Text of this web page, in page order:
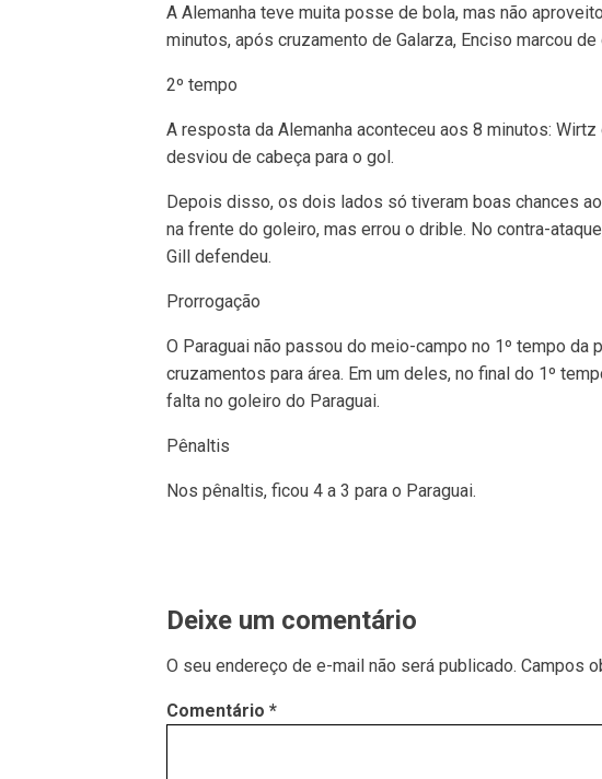
A Alemanha teve muita posse de bola, mas não
minutos, após cruzamento de Galarza, Enciso marcou de
2º tempo
A resposta da Alemanha aconteceu aos 8 minutos:
desviou de cabeça para o gol.
Depois disso, os dois lados só tiveram boas chances
na frente do goleiro, mas errou o drible. No contra-
Gill defendeu.
Prorrogação
O Paraguai não passou do meio-campo no 1º tempo da
cruzamentos para área. Em um deles, no final do 1º
falta no goleiro do Paraguai.
Pênaltis
Nos pênaltis, ficou 4 a 3 para o Paraguai.
Deixe um comentário
O seu endereço de e-mail não será publicado. Campos
Comentário *